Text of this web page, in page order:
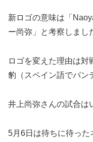
新ロゴの意味は「
ー尚弥」と考察しまし
ロゴを変えた理由は
豹（スペイン語でパン
井上尚弥さんの試合は
5月6日は待ちに待った